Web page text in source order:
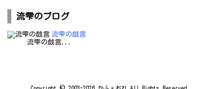
流雫のブログ
流雫の戯言
流雫の戯言...